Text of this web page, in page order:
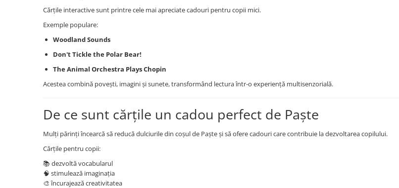
Cărțile interactive sunt printre cele mai apreciate cadouri pentru copii mici.
Exemple populare:
Woodland Sounds
Don't Tickle the Polar Bear!
The Animal Orchestra Plays Chopin
Acestea combină povești, imagini și sunete, transformând lectura într-o experiență multisenzorială.
De ce sunt cărțile un cadou perfect de Paște
Mulți părinți încearcă să reducă dulciurile din coșul de Paște și să ofere cadouri care contribuie la dezvoltarea copilului.
Cărțile pentru copii:
📚 dezvoltă vocabularul
🧠 stimulează imaginația
🎨 încurajează creativitatea